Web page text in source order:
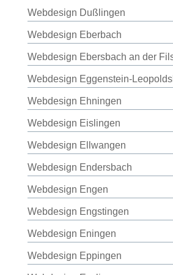
Webdesign Dußlingen
Webdesign Eberbach
Webdesign Ebersbach an der
Webdesign Eggenstein-
Webdesign Ehningen
Webdesign Eislingen
Webdesign Ellwangen
Webdesign Endersbach
Webdesign Engen
Webdesign Engstingen
Webdesign Eningen
Webdesign Eppingen